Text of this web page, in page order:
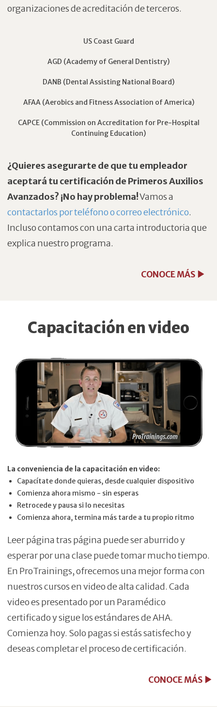
organizaciones de acreditación de terceros.
US Coast Guard
AGD (Academy of General Dentistry)
DANB (Dental Assisting National Board)
AFAA (Aerobics and Fitness Association of America)
CAPCE (Commission on Accreditation for Pre-Hospital
Continuing Education)
¿Quieres asegurarte de que tu empleador
aceptará tu certificación de Primeros Auxilios
Avanzados? ¡No hay problema!Vamos a
contactarlos por teléfono o correo electrónico.
Incluso contamos con una carta introductoria que
explica nuestro programa.
CONOCE MÁS
Capacitación en video
La conveniencia de la capacitación en video:
Capacítate donde quieras, desde cualquier dispositivo
Comienza ahora mismo - sin esperas
Retrocede y pausa si lo necesitas
Comienza ahora, termina más tarde a tu propio ritmo
Leer página tras página puede ser aburrido y
esperar por una clase puede tomar mucho tiempo.
En ProTrainings, ofrecemos una mejor forma con
nuestros cursos en video de alta calidad. Cada
video es presentado por un Paramédico
certificado y sigue los estándares de AHA.
Comienza hoy. Solo pagas si estás satisfecho y
deseas completar el proceso de certificación.
CONOCE MÁS